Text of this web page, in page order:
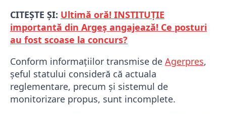
CITEȘTE ȘI: Ultimă oră! INSTITUȚIE
importantă din Argeș angajează! Ce posturi
au fost scoase la concurs?
Conform informațiilor transmise de Agerpres,
șeful statului consideră că actuala
reglementare, precum şi sistemul de
monitorizare propus, sunt incomplete.